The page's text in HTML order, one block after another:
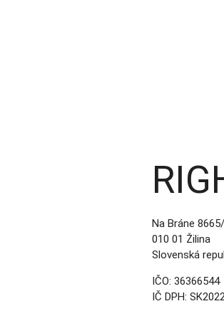
Na Bráne
010 01 Žilina
Slovenská
IČO: 36366544
IČ DPH: